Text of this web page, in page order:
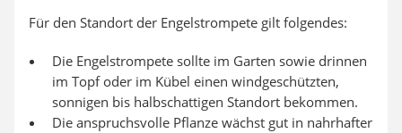
Für den Standort der Engelstrompete gilt folgendes:
Die Engelstrompete sollte im Garten sowie drinnen
im Topf oder im Kübel einen windgeschützten,
sonnigen bis halbschattigen Standort bekommen.
Die anspruchsvolle Pflanze wächst gut in nahrhafter